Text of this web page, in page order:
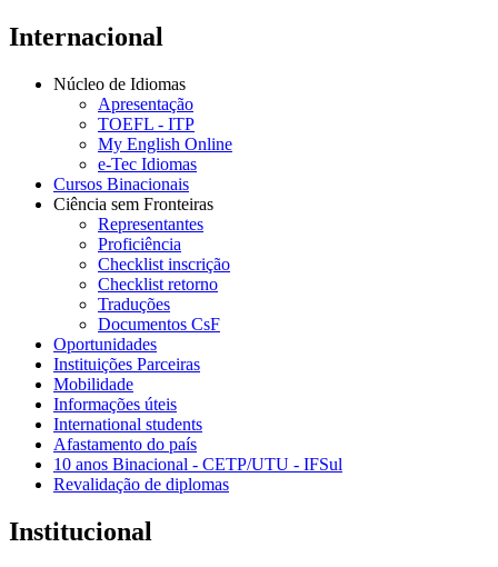
Internacional
Núcleo de Idiomas
Apresentação
TOEFL - ITP
My English Online
e-Tec Idiomas
Cursos Binacionais
Ciência sem Fronteiras
Representantes
Proficiência
Checklist inscrição
Checklist retorno
Traduções
Documentos CsF
Oportunidades
Instituições Parceiras
Mobilidade
Informações úteis
International students
Afastamento do país
10 anos Binacional - CETP/UTU - IFSul
Revalidação de diplomas
Institucional